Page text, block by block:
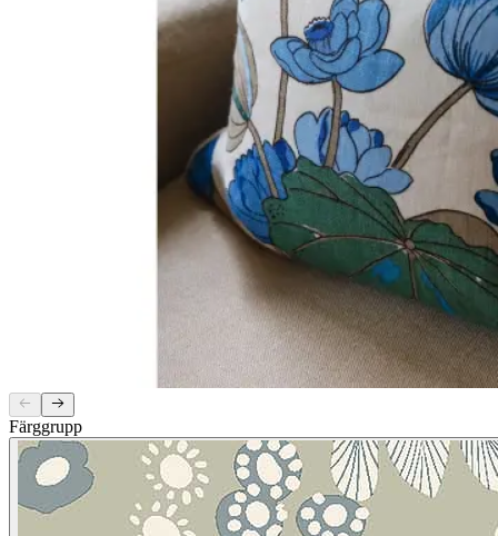
Färggrupp